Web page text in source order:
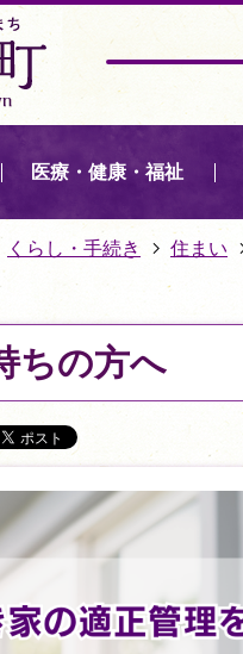
医療・健康・福祉
くらし・手続き 住まい
ちの方へ